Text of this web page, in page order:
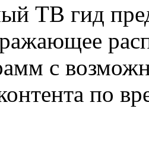
ТВ гид
с
по